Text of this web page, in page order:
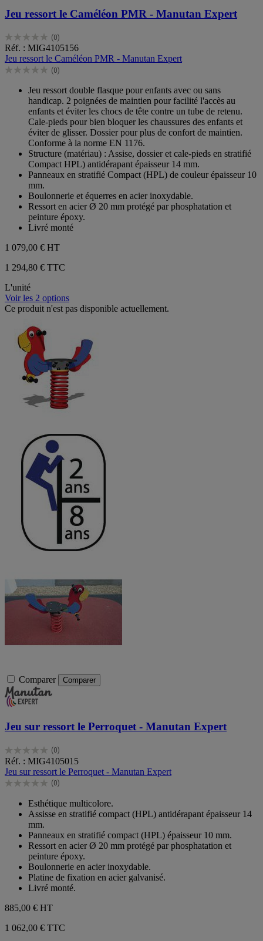
Jeu ressort le Caméléon PMR - Manutan Expert
(0)
0.0
sur
5
étoiles.
Réf. : MIG4105156
Jeu ressort le Caméléon PMR - Manutan Expert
(0)
0.0
étoiles.
Jeu ressort double flasque pour enfants avec ou sans
handicap. 2 poignées de maintien pour facilité l'accès au
enfants et éviter les chocs de tête contre un tube de retenu.
Cale-pieds pour bien bloquer les chaussures des enfants et
éviter de glisser. Dossier pour plus de confort de maintien.
Conforme à la norme EN 1176.
Structure (matériau) : Assise, dossier et cale-pieds en stratifié
Compact HPL) antidérapant épaisseur 14 mm.
Panneaux en stratifié Compact (HPL) de couleur épaisseur 10
mm.
Boulonnerie et équerres en acier inoxydable.
Ressort en acier Ø 20 mm protégé par phosphatation et
peinture époxy.
Livré monté
1 079,00 € HT
1 294,80 € TTC
L'unité
Voir les 2 options
Ce produit n'est pas disponible actuellement.
Comparer Comparer
Jeu sur ressort le Perroquet - Manutan Expert
(0)
0.0
sur
5
étoiles.
Réf. : MIG4105015
Jeu sur ressort le Perroquet - Manutan Expert
(0)
0.0
étoiles.
Esthétique multicolore.
Assisse en stratifié compact (HPL) antidérapant épaisseur 14
mm.
Panneaux en stratifié compact (HPL) épaisseur 10 mm.
Ressort en acier Ø 20 mm protégé par phosphatation et
peinture époxy.
Boulonnerie en acier inoxydable.
Platine de fixation en acier galvanisé.
Livré monté.
885,00 € HT
1 062,00 € TTC